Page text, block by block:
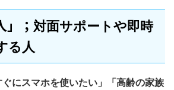
」； 対面サポートや即時
る人
ぐにスマホを使いたい」「高齢の家族